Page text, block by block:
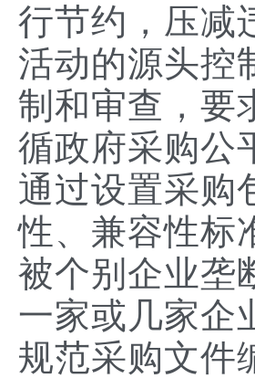
行节约，压减
活动的源头控
制和审查，要
循政府采购公
通过设置采购
性、兼容性标
被个别企业垄
一家或几家企
规范采购文件